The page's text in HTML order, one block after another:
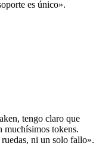
es único».
tengo claro que
muchísimos tokens.
ni un solo fallo».